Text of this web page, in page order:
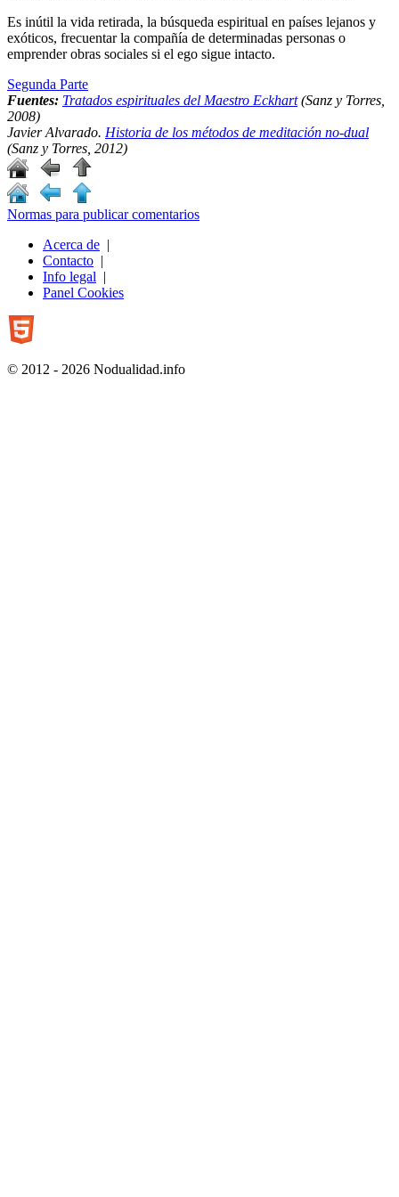
Es inútil la vida retirada, la búsqueda espiritual en países lejanos y
exóticos, frecuentar la compañía de determinadas personas o
emprender obras sociales si el ego sigue intacto.
Segunda Parte
Fuentes: Tratados espirituales del Maestro Eckhart(Sanz y Torres,
2008)
Javier Alvarado. Historia de los métodos de meditación no-dual
(Sanz y Torres, 2012)
Normas para publicar comentarios
Acerca de |
Contacto |
Info legal |
Panel Cookies
© 2012 - 2026 Nodualidad.info